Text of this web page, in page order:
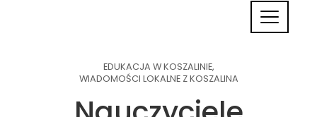
EDUKACJA W KOSZALINIE,
WIADOMOŚCI LOKALNE Z KOSZALINA